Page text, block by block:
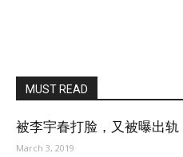
MUST READ
被李宇春打脸，又被曝出轨
March 3, 2019